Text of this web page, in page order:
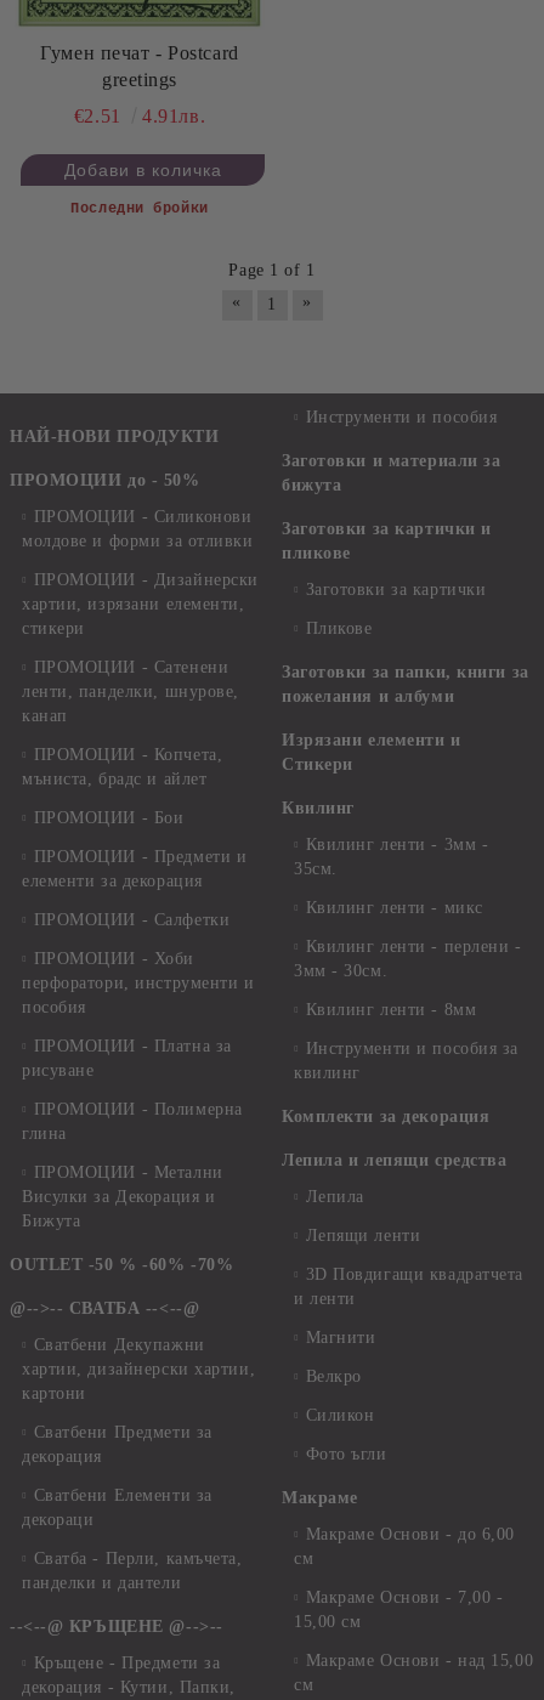
Гумен печат - Postcard
greetings
€2.51
4.91лв.
Последни бройки
Page 1 of 1
«
1 »
НАЙ-НОВИ ПРОДУКТИ
ПРОМОЦИИ до - 50%
ПРОМОЦИИ - Силиконови
молдове и форми за отливки
ПРОМОЦИИ - Дизайнерски
хартии, изрязани елементи,
стикери
ПРОМОЦИИ - Сатенени
ленти, панделки, шнурове,
канап
ПРОМОЦИИ - Копчета,
мъниста, брадс и айлет
ПРОМОЦИИ - Бои
ПРОМОЦИИ - Предмети и
елементи за декорация
ПРОМОЦИИ - Салфетки
ПРОМОЦИИ - Хоби
перфоратори, инструменти и
пособия
ПРОМОЦИИ - Платна за
рисуване
ПРОМОЦИИ - Полимерна
глина
ПРОМОЦИИ - Метални
Висулки за Декорация и
Бижута
OUTLET -50 % -60% -70%
@-->-- СВАТБА --<--@
Сватбени Декупажни
хартии, дизайнерски хартии,
картони
Сватбени Предмети за
декорация
Сватбени Елементи за
декораци
Сватба - Перли, камъчета,
панделки и дантели
--<--@ КРЪЩЕНЕ @-->--
Кръщене - Предмети за
декорация - Кутии, Папки,
Инструменти и пособия
Заготовки и материали за
бижута
Заготовки за картички и
пликове
Заготовки за картички
Пликове
Заготовки за папки, книги за
пожелания и албуми
Изрязани елементи и
Стикери
Квилинг
Квилинг ленти - 3мм -
35см.
Квилинг ленти - микс
Квилинг ленти - перлени -
3мм - 30см.
Квилинг ленти - 8мм
Инструменти и пособия за
квилинг
Комплекти за декорация
Лепила и лепящи средства
Лепила
Лепящи ленти
3D Повдигащи квадратчета
и ленти
Магнити
Велкро
Силикон
Фото ъгли
Макраме
Макраме Основи - до 6,00
см
Макраме Основи - 7,00 -
15,00 см
Макраме Основи - над 15,00
см